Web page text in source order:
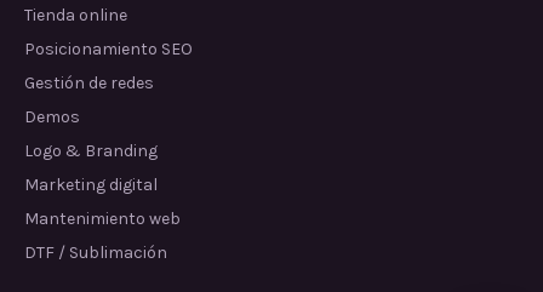
Tienda online
Posicionamiento SEO
Gestión de redes
Demos
Logo & Branding
Marketing digital
Mantenimiento web
DTF / Sublimación